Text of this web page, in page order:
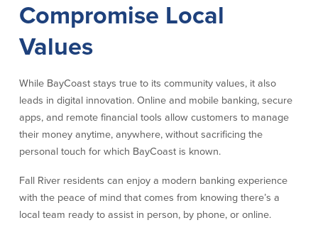
Compromise Local
Values
While BayCoast stays true to its community values, it also
leads in digital innovation. Online and mobile banking, secure
apps, and remote financial tools allow customers to manage
their money anytime, anywhere, without sacrificing the
personal touch for which BayCoast is known.
Fall River residents can enjoy a modern banking experience
with the peace of mind that comes from knowing there’s a
local team ready to assist in person, by phone, or online.